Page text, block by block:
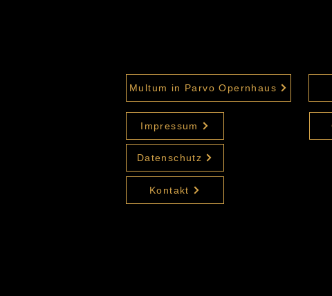
Multum in Parvo Opernhaus
Impressum
Datenschutz
Kontakt